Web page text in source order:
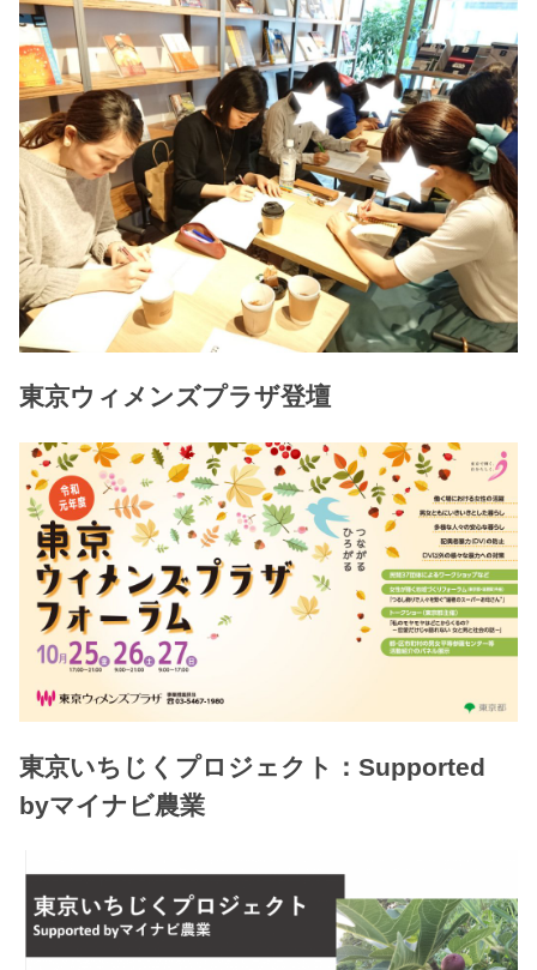
東京ウィメンズプラザ登壇
東京いちじくプロジェクト：Supported
byマイナビ農業